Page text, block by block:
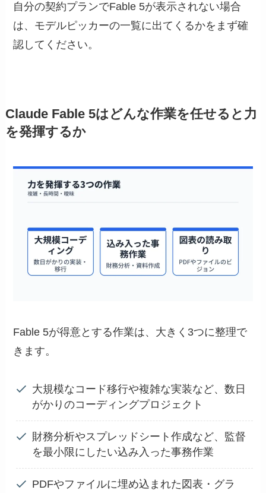
自分の契約プランでFable 5が表示されない場合
は、モデルピッカーの一覧に出てくるかをまず確
認してください。
Claude Fable 5はどんな作業を任せると力
を発揮するか
Fable 5が得意とする作業は、大きく3つに整理で
きます。
大規模なコード移行や複雑な実装など、数日
がかりのコーディングプロジェクト
財務分析やスプレッドシート作成など、監督
を最小限にしたい込み入った事務作業
PDFやファイルに埋め込まれた図表・グラ